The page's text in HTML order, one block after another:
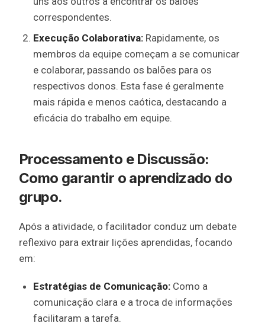
correspondentes.
Execução Colaborativa: Rapidamente, os
membros da equipe começam a se comunicar
e colaborar, passando os balões para os
respectivos donos. Esta fase é geralmente
mais rápida e menos caótica, destacando a
eficácia do trabalho em equipe.
Processamento e Discussão:
Como garantir o aprendizado do
grupo.
Após a atividade, o facilitador conduz um debate
reflexivo para extrair lições aprendidas, focando
em:
Estratégias de Comunicação: Como a
comunicação clara e a troca de informações
facilitaram a tarefa.